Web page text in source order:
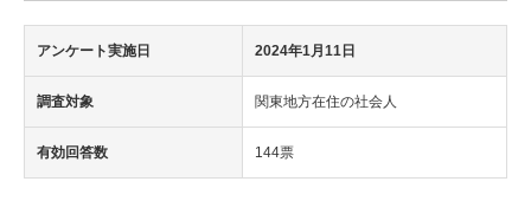
アンケート実施日 2024年1月11日
調査対象 関東地方在住の社会人
有効回答数 144票